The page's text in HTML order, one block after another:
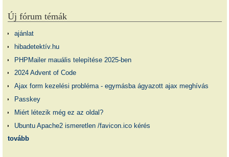
Új fórum témák
ajánlat
hibadetektív.hu
PHPMailer mauális telepítése 2025-ben
2024 Advent of Code
Ajax form kezelési probléma - egymásba ágyazott ajax meghívás
Passkey
Miért létezik még ez az oldal?
Ubuntu Apache2 ismeretlen /favicon.ico kérés
tovább